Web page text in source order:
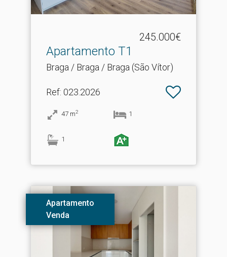
245.000€
Apartamento T1
Braga / Braga / Braga (São Vítor)
Ref: 023.2026
47 m2 1
1
Apartamento
Venda